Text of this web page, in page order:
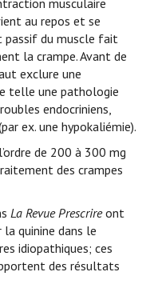
musculaire
au repos et se
passif du muscle fait
la crampe. Avant de
exclure une
telle une pathologie
endocriniens,
ex. une hypokaliémie).
de 200 à 300 mg
des crampes
La Revue Prescrireont
quinine dans le
idiopathiques; ces
des résultats